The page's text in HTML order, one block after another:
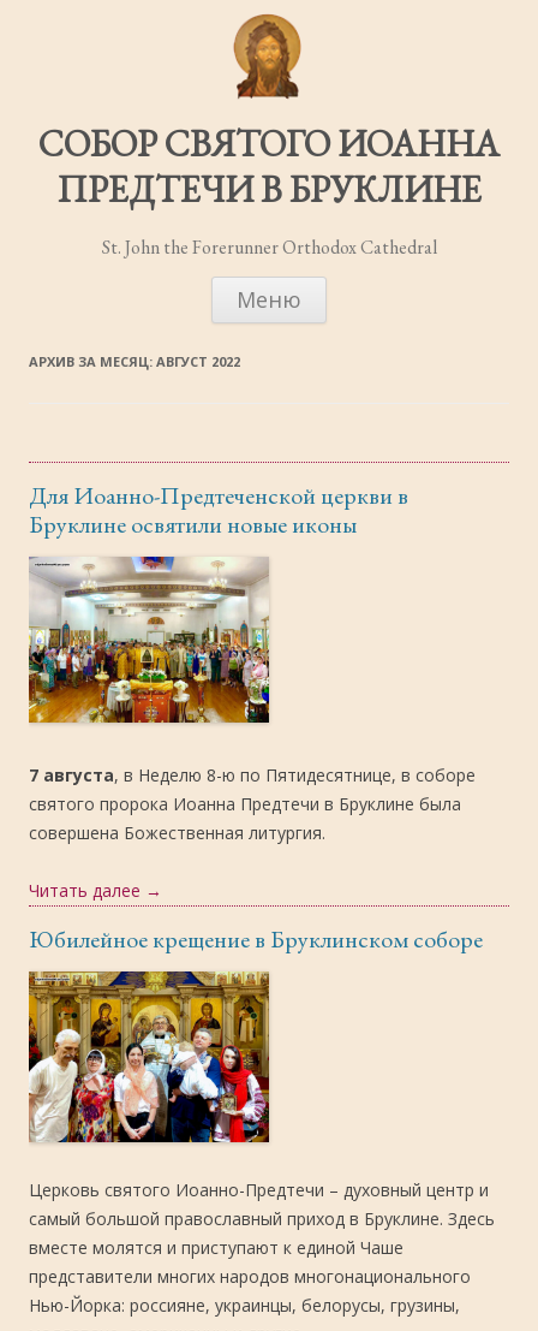
СОБОР СВЯТОГО ИОАННА
ПРЕДТЕЧИ В БРУКЛИНЕ
St. John the Forerunner Orthodox Cathedral
Меню
АРХИВ ЗА МЕСЯЦ: АВГУСТ 2022
Для Иоанно-Предтеченской церкви в
Бруклине освятили новые иконы
7 августа, в Неделю 8-ю по Пятидесятнице, в соборе
святого пророка Иоанна Предтечи в Бруклине была
совершена Божественная литургия.
Читать далее →
Юбилейное крещение в Бруклинском соборе
Церковь святого Иоанно-Предтечи – духовный центр и
самый большой православный приход в Бруклине. Здесь
вместе молятся и приступают к единой Чаше
представители многих народов многонационального
Нью-Йорка: россияне, украинцы, белорусы, грузины,